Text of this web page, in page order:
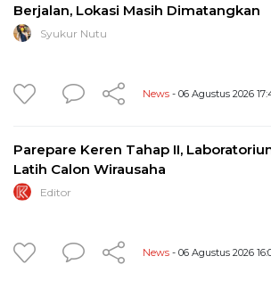
Berjalan, Lokasi Masih Dimatangkan
Syukur Nutu
News - 06 Agustus 2026
Parepare Keren Tahap II,
Latih Calon Wirausaha
Editor
News - 06 Agustus 2026